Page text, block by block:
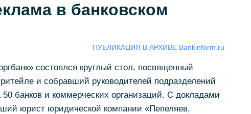
в банковском
ПУБЛИКАЦИЯ В АРХИВЕ Bankinform.ru
состоялся круглый стол, посвященный
и собравший руководителей подразделений
50 банков и коммерческих организаций. С докладами
юрист юридической компании «Пепеляев,